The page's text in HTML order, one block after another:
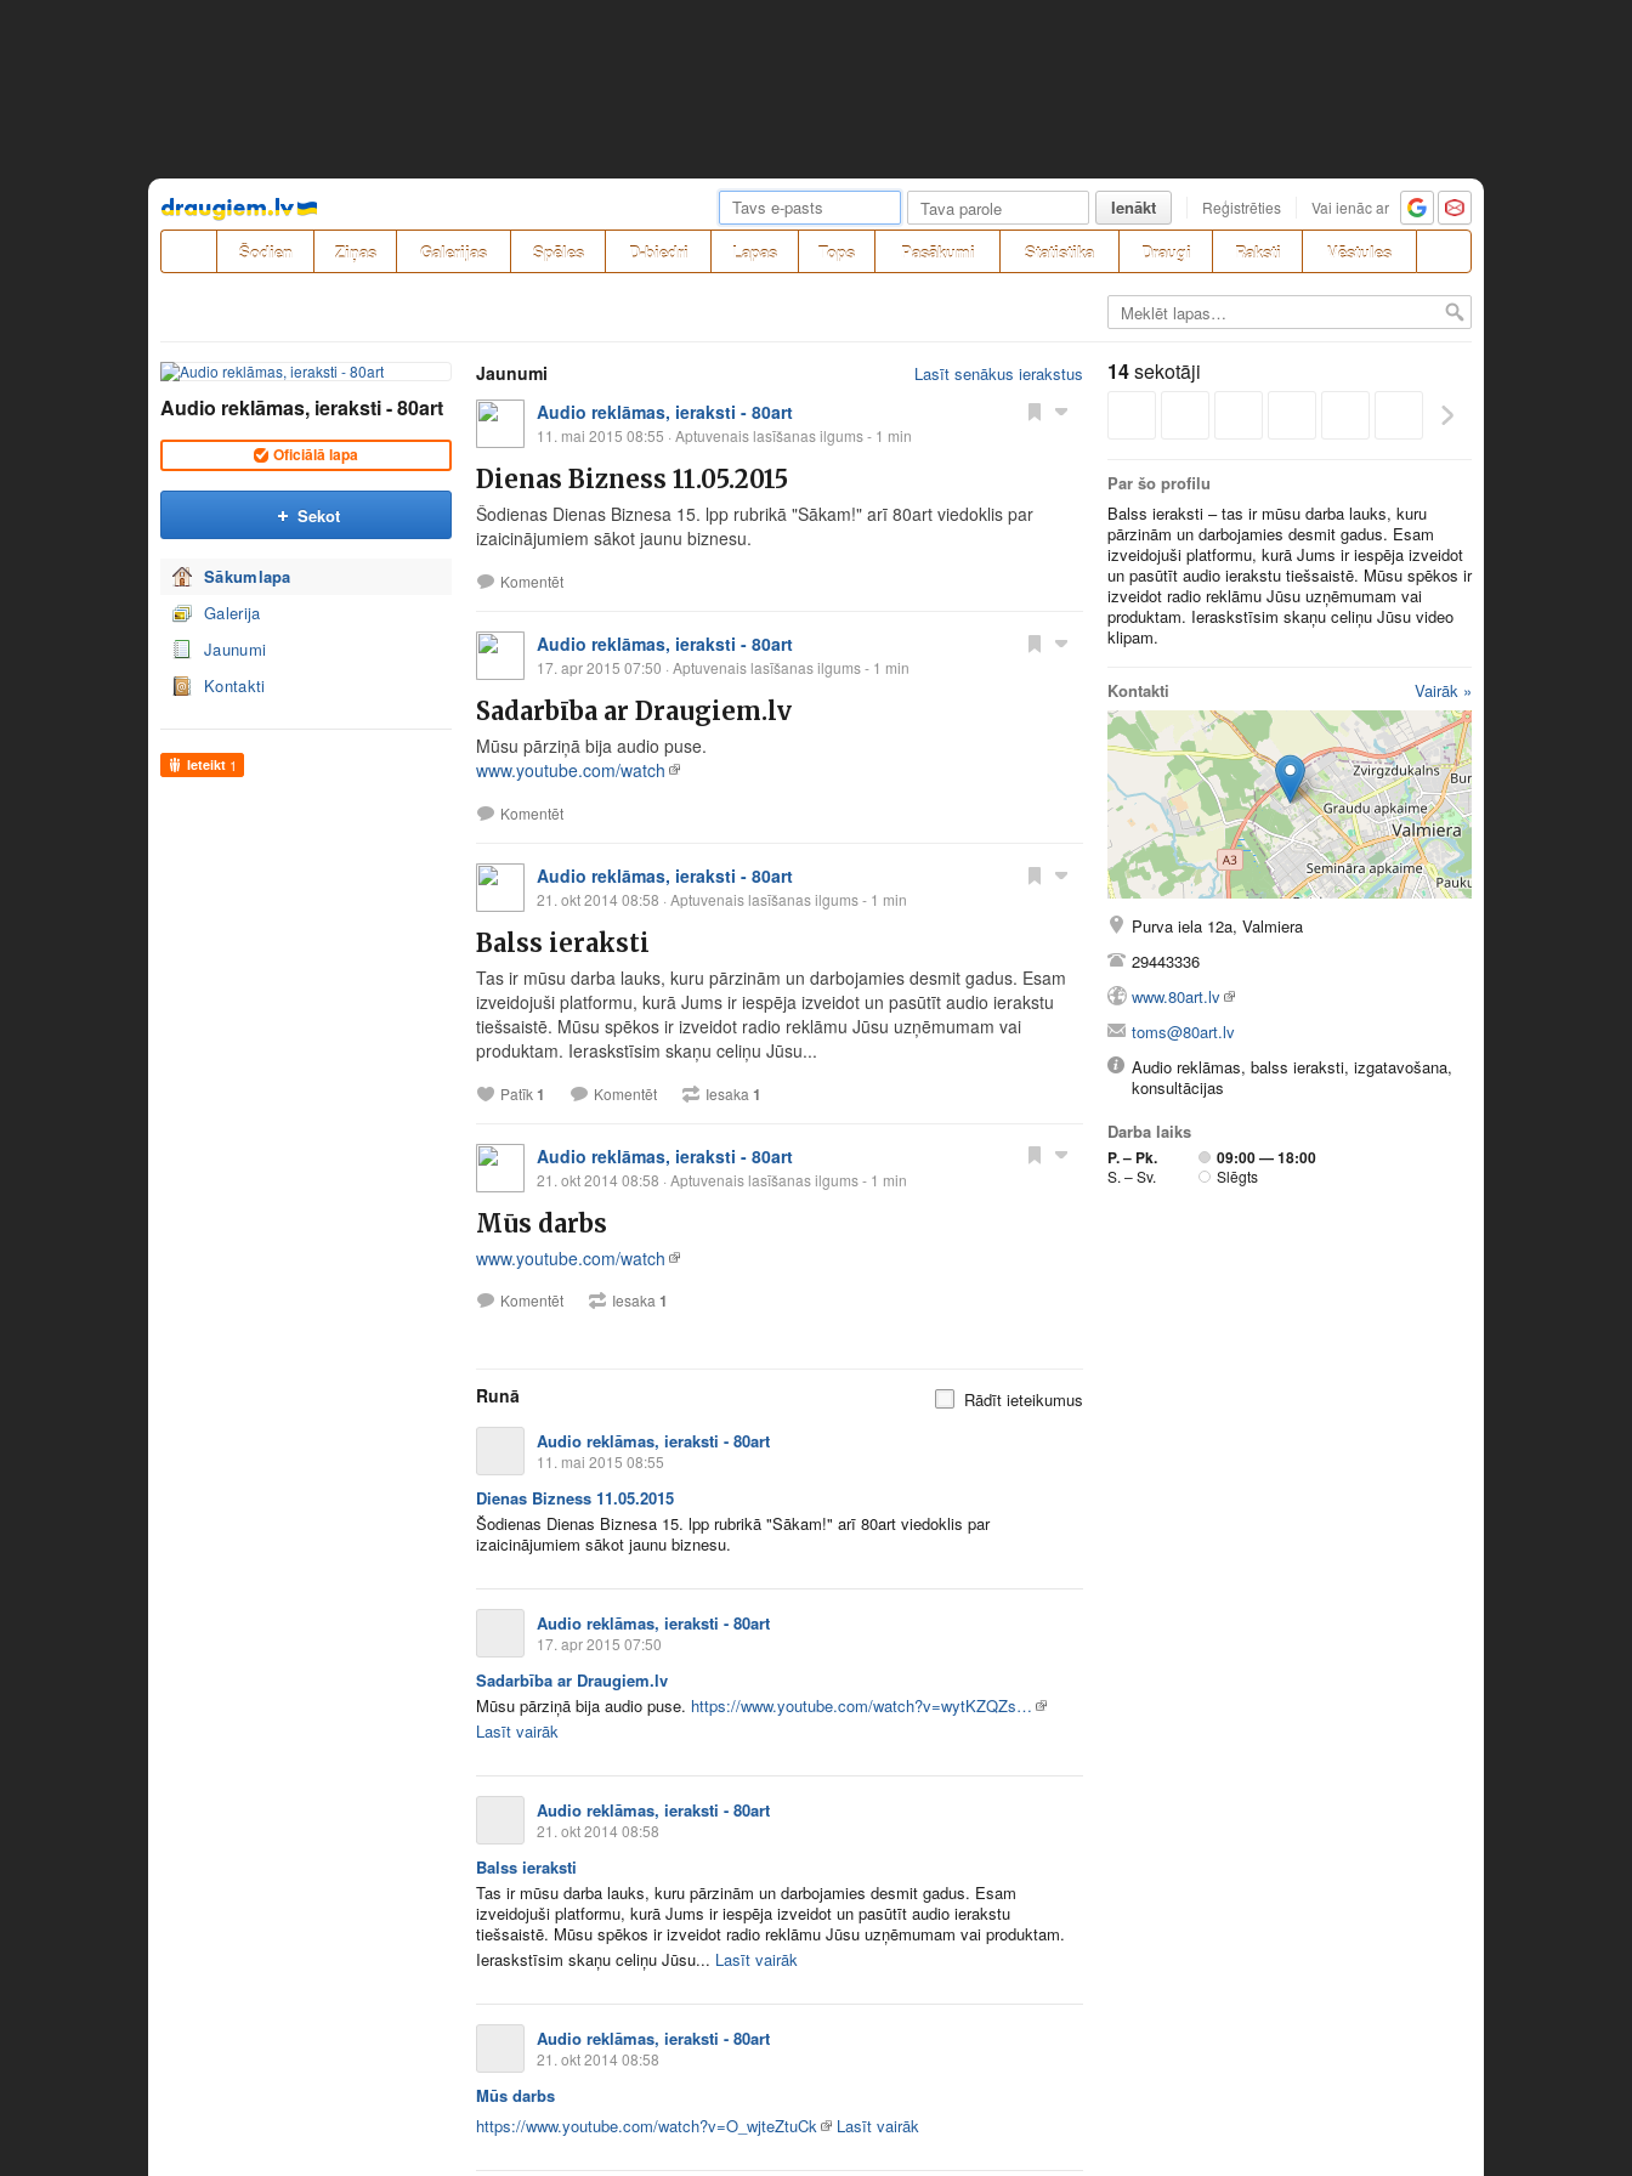
Pāriet
uz
saturu
Ienākt Reģistrēties Vai ienāc ar
Šodien Ziņas Galerijas Spēles D-biedri Lapas Tops Pasākumi Statistika Draugi Raksti Vēstules
Audio reklāmas, ieraksti - 80art
Oficiālā lapa
Sekot
Sākumlapa
Galerija
Jaunumi
Kontakti
Ieteikt 1
Jaunumi Lasīt senākus ierakstus
Audio reklāmas, ieraksti - 80art
11. mai 2015 08:55 · Aptuvenais lasīšanas ilgums - 1 min
Dienas Bizness 11.05.2015
Šodienas Dienas Biznesa​ 15. lpp rubrikā "Sākam!" arī 80art viedoklis par
izaicinājumiem sākot jaunu biznesu.
Komentēt
Audio reklāmas, ieraksti - 80art
17. apr 2015 07:50 · Aptuvenais lasīšanas ilgums - 1 min
Sadarbība ar Draugiem.lv
Mūsu pārziņā bija audio puse.
www.youtube.com/watch
Komentēt
Audio reklāmas, ieraksti - 80art
21. okt 2014 08:58 · Aptuvenais lasīšanas ilgums - 1 min
Balss ieraksti
Tas ir mūsu darba lauks, kuru pārzinām un darbojamies desmit gadus. Esam
izveidojuši platformu, kurā Jums ir iespēja izveidot un pasūtīt audio ierakstu
tiešsaistē. Mūsu spēkos ir izveidot radio reklāmu Jūsu uzņēmumam vai
produktam. Ieraskstīsim skaņu celiņu Jūsu...
Patīk1 Komentēt Iesaka 1
Audio reklāmas, ieraksti - 80art
21. okt 2014 08:58 · Aptuvenais lasīšanas ilgums - 1 min
Mūs darbs
www.youtube.com/watch
Komentēt Iesaka1
Runā
Rādīt ieteikumus
Audio reklāmas, ieraksti - 80art
11. mai 2015 08:55
Dienas Bizness 11.05.2015
Šodienas Dienas Biznesa​ 15. lpp rubrikā "Sākam!" arī 80art viedoklis par
izaicinājumiem sākot jaunu biznesu.
Audio reklāmas, ieraksti - 80art
17. apr 2015 07:50
Sadarbība ar Draugiem.lv
Mūsu pārziņā bija audio puse. https://www.youtube.com/watch?v=wytKZQZs…
Lasīt vairāk
Audio reklāmas, ieraksti - 80art
21. okt 2014 08:58
Balss ieraksti
Tas ir mūsu darba lauks, kuru pārzinām un darbojamies desmit gadus. Esam
izveidojuši platformu, kurā Jums ir iespēja izveidot un pasūtīt audio ierakstu
tiešsaistē. Mūsu spēkos ir izveidot radio reklāmu Jūsu uzņēmumam vai produktam.
Ieraskstīsim skaņu celiņu Jūsu... Lasīt vairāk
Audio reklāmas, ieraksti - 80art
21. okt 2014 08:58
Mūs darbs
https://www.youtube.com/watch?v=O_wjteZtuCk
Lasīt vairāk
14sekotāji
Par šo profilu
Balss ieraksti – tas ir mūsu darba lauks, kuru
pārzinām un darbojamies desmit gadus. Esam
izveidojuši platformu, kurā Jums ir iespēja izveidot
un pasūtīt audio ierakstu tiešsaistē. Mūsu spēkos ir
izveidot radio reklāmu Jūsu uzņēmumam vai
produktam. Ieraskstīsim skaņu celiņu Jūsu video
klipam.
Kontakti Vairāk »
Purva iela 12a, Valmiera
29443336
www.80art.lv
toms@80art.lv
Audio reklāmas, balss ieraksti, izgatavošana,
konsultācijas
Darba laiks
P. – Pk. 09:00 — 18:00
S. – Sv. Slēgts